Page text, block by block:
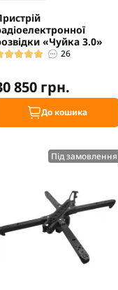
«Чуйка 3.0»
26
850 грн.
До кошика
Під замовлення